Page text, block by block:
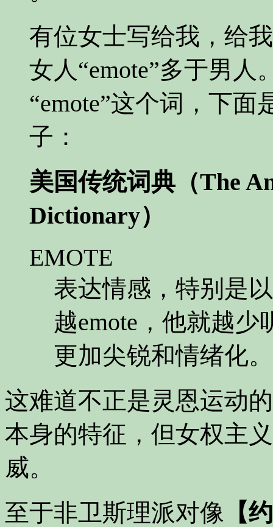
有位女士写给我，给
女人“emote”多于男
“emote”这个词，下
子：
美国传统词典（The
Dictionary）
EMOTE
表达情感，特别是
越emote，他就越
更加尖锐和情绪化
这难道不正是灵恩运动
本身的特征，但女权主
威。
至于非卫斯理派对像 【